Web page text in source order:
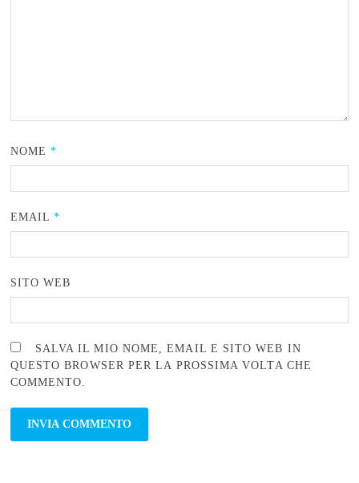
NOME*
EMAIL*
SITO WEB
SALVA IL MIO NOME, EMAIL E SITO WEB IN
QUESTO BROWSER PER LA PROSSIMA VOLTA CHE
COMMENTO.